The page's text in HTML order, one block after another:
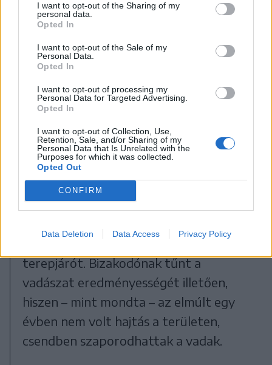
I want to opt-out of the Sharing of my
personal data.
Opted In
I want to opt-out of the Sale of my
Personal Data.
Opted In
I want to opt-out of processing my
Personal Data for Targeted Advertising.
Opted In
I want to opt-out of Collection, Use,
Retention, Sale, and/or Sharing of my
Personal Data that Is Unrelated with the
Purposes for which it was collected.
Opted Out
CONFIRM
Data Deletion Data Access Privacy Policy
Hubertus Vadásztársaság által
korábban szervezett jótékonysági
eszközt vásárolhattak a
székelyudvarhelyi kórház
székelykeresztúri kirendeltségének.
Ezeket adták át csütörtökön.
A fagyos domboldalon
Minket Vass Ferenchez, a
hajtóvadászatra kijelölt terület
csoportfelelőséhez osztottak be, aki
dombgerincen állította meg a
terepjárót. Bizakodónak tűnt a
vadászat eredményességét illetően,
hiszen – mint mondta – az elmúlt egy
évben nem volt hajtás a területen,
csendben szaporodhattak a vadak.